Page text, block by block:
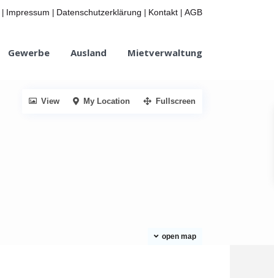
Impressum Datenschutzerklärung Kontakt AGB
Gewerbe Ausland Mietverwaltung
open map
View My Location Fullscreen